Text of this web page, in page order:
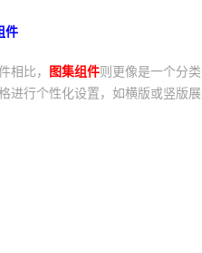
件
相比， 图集组件则更像是一个分
进行个性化设置，如横版或竖版